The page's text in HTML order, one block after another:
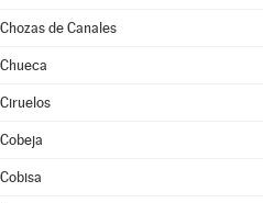
Chozas de Canales
Chueca
Ciruelos
Cobeja
Cobisa